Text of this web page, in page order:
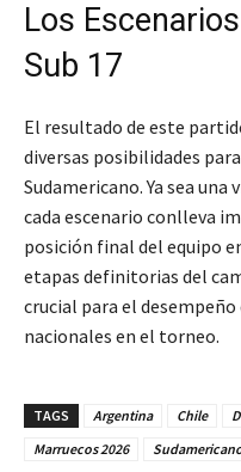
Los
Sub 17
El resultado de este
diversas posibilidades
Sudamericano. Ya sea
cada escenario conlleva
posición final del equipo
etapas definitorias del
crucial para el
nacionales en el torneo.
TAGS Argentina Chile
Marruecos 2026